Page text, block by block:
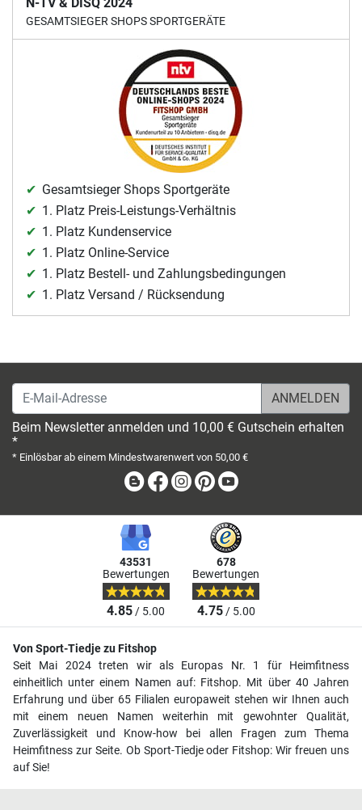
GESAMTSIEGER SHOPS SPORTGERÄTE
Gesamtsieger Shops Sportgeräte
1. Platz Preis-Leistungs-Verhältnis
1. Platz Kundenservice
1. Platz Online-Service
1. Platz Bestell- und Zahlungsbedingungen
1. Platz Versand / Rücksendung
E-Mail-Adresse
Beim Newsletter anmelden und 10,00 € Gutschein erhalten
*
* Einlösbar ab einem Mindestwarenwert von 50,00 €
BlogFacebook
Instagram
Pinterest
43531
Bewertungen
4.85/ 5.00
678
Bewertungen
4.75/ 5.00
Von Sport-Tiedje zu Fitshop
Seit Mai 2024 treten wir als Europas Nr. 1 für Heimfitness
einheitlich unter einem Namen auf: Fitshop. Mit über 40 Jahren
Erfahrung und über 65 Filialen europaweit stehen wir Ihnen auch
mit einem neuen Namen weiterhin mit gewohnter Qualität,
Zuverlässigkeit und Know-how bei allen Fragen zum Thema
Heimfitness zur Seite. Ob Sport-Tiedje oder Fitshop: Wir freuen uns
auf Sie!